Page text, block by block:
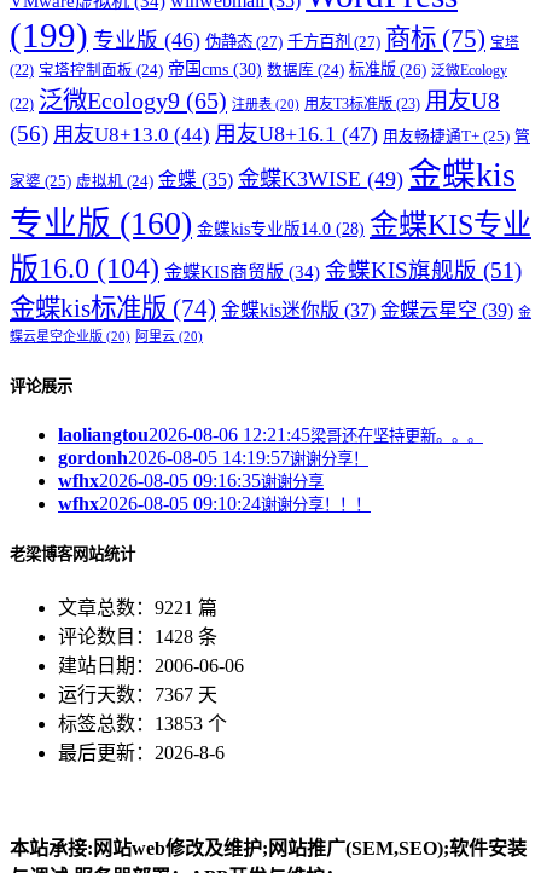
(199) 专业版 (46) 伪静态 (27) 千方百剂 (27) 商标 (75) 宝塔
(22) 宝塔控制面板 (24) 帝国cms (30) 数据库 (24) 标准版 (26) 泛微Ecology
(22) 泛微Ecology9 (65) 注册表 (20) 用友T3标准版 (23) 用友U8
(56) 用友U8+13.0 (44) 用友U8+16.1 (47) 用友畅捷通T+ (25) 管
家婆 (25) 虚拟机 (24) 金蝶 (35) 金蝶K3WISE (49) 金蝶kis
专业版 (160) 金蝶kis专业版14.0 (28) 金蝶KIS专业
版16.0 (104) 金蝶KIS商贸版 (34) 金蝶KIS旗舰版 (51)
金蝶kis标准版 (74) 金蝶kis迷你版 (37) 金蝶云星空 (39) 金
蝶云星空企业版 (20) 阿里云 (20)
评论展示
laoliangtou2026-08-06 12:21:45梁哥还在坚持更新。。。
gordonh2026-08-05 14:19:57谢谢分享！
wfhx2026-08-05 09:16:35谢谢分享
wfhx2026-08-05 09:10:24谢谢分享！！！
老梁博客网站统计
文章总数：9221 篇
评论数目：1428 条
建站日期：2006-06-06
运行天数：7367 天
标签总数：13853 个
最后更新：2026-8-6
本站承接:网站web修改及维护;网站推广(SEM,SEO);软件安装